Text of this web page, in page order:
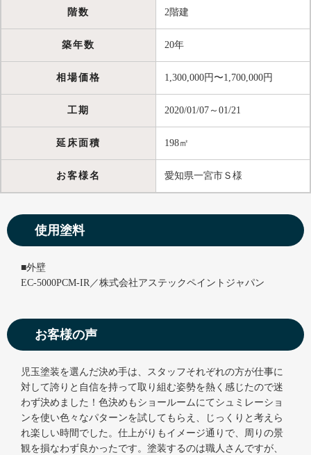
階数 2階建
築年数 20年
相場価格 1,300,000円〜1,700,000円
工期 2020/01/07～01/21
延床面積 198㎡
お客様名 愛知県一宮市Ｓ様
使用塗料
■外壁
EC-5000PCM-IR／株式会社アステックペイントジャパン
お客様の声
児玉塗装を選んだ決め手は、スタッフそれぞれの方が仕事に
対して誇りと自信を持って取り組む姿勢を熱く感じたので迷
わず決めました！色決めもショールームにてシュミレーショ
ンを使い色々なパターンを試してもらえ、じっくりと考えら
れ楽しい時間でした。仕上がりもイメージ通りで、周りの景
観を損なわず良かったです。塗装するのは職人さんですが、